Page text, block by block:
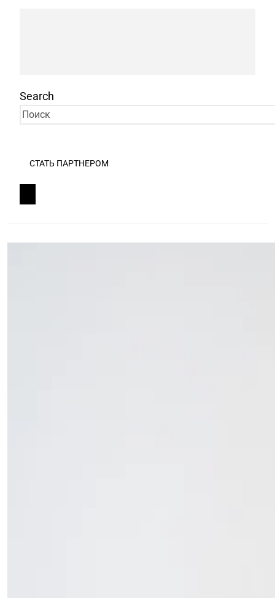
Search
СТАТЬ ПАРТНЕРОМ